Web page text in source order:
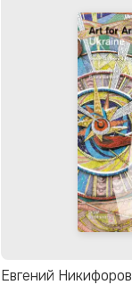
Евгений Никифоров